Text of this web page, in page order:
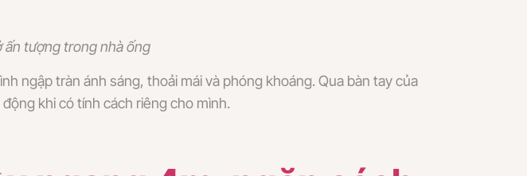
ấn tượng trong nhà ống
ngập tràn ánh sáng, thoải mái và phóng khoáng. Qua bàn tay của
khi có tính cách riêng cho mình.